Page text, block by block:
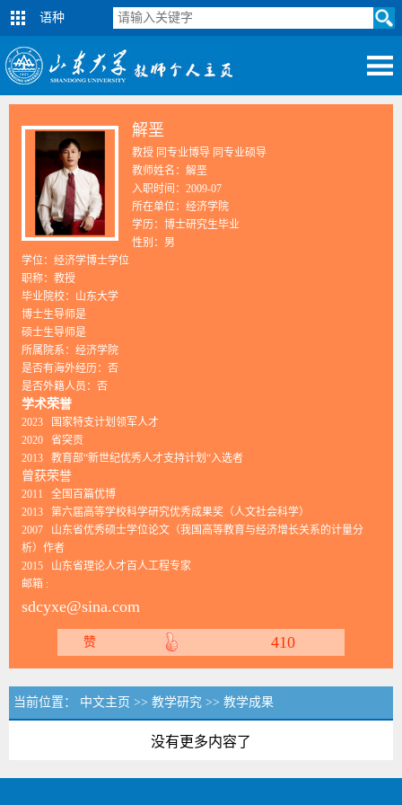
语种
解垩
教授 同专业博导 同专业硕导
教师姓名：解垩
入职时间：2009-07
所在单位：经济学院
学历：博士研究生毕业
性别：男
学位：经济学博士学位
职称：教授
毕业院校：山东大学
博士生导师是
硕士生导师是
所属院系：经济学院
是否有海外经历：否
是否外籍人员：否
学术荣誉
2023 国家特支计划领军人才
2020 省突贡
2013 教育部“新世纪优秀人才支持计划“入选者
曾获荣誉
2011 全国百篇优博
2013 第六届高等学校科学研究优秀成果奖（人文社会科学）
2007 山东省优秀硕士学位论文（我国高等教育与经济增长关系的计量分
析）作者
2015 山东省理论人才百人工程专家
邮箱 :
sdcyxe@sina.com
赞 410
当前位置： 中文主页 >> 教学研究 >> 教学成果
没有更多内容了